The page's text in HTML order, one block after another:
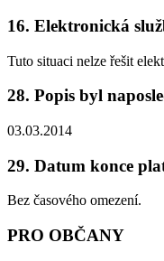
16. Elektronická
Tuto situaci nelze řešit
28. Popis byl
03.03.2014
29. Datum konce
Bez časového omezení.
PRO OBČANY